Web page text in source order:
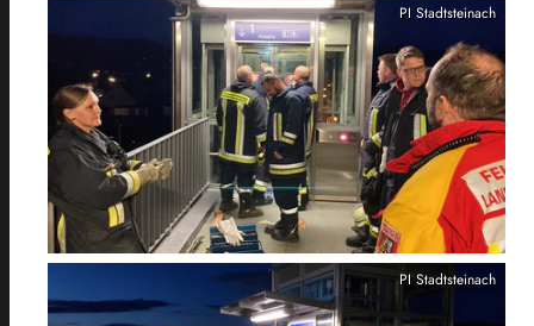
PI Stadtsteinach
PI Stadtsteinach